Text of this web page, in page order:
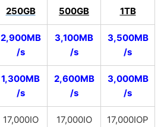
250GB 500GB 1TB
2,900MB
/s
3,100MB
/s
3,500MB
/s
1,300MB
/s
2,600MB
/s
3,000MB
/s
17,000IO
17,000IO
17,000IOP